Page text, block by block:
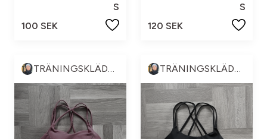
S
100 SEK
S
120 SEK
TRÄNINGSKLÄDER & ANNAT 💪🏼😍 TRÄNINGSKLÄDER & ANNAT 💪🏼😍